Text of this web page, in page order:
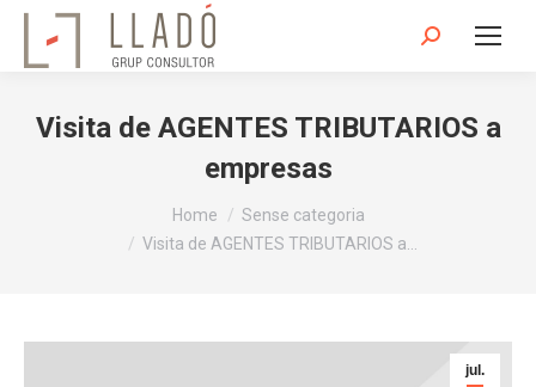
Search:
Visita de AGENTES TRIBUTARIOS a
empresas
Home
Sense categoria
Visita de AGENTES TRIBUTARIOS a…
jul.